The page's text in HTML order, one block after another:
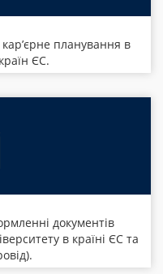
планування в
ЄС.
документів
в країні ЄС та